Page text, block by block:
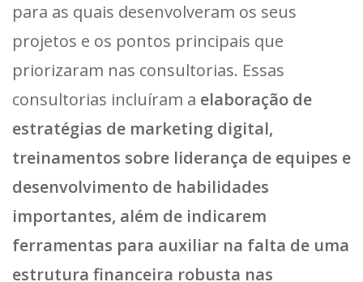
para as quais desenvolveram os seus
projetos e os pontos principais que
priorizaram nas consultorias. Essas
consultorias incluíram a elaboração de
estratégias de marketing digital,
treinamentos sobre liderança de equipes e
desenvolvimento de habilidades
importantes, além de indicarem
ferramentas para auxiliar na falta de uma
estrutura financeira robusta nas